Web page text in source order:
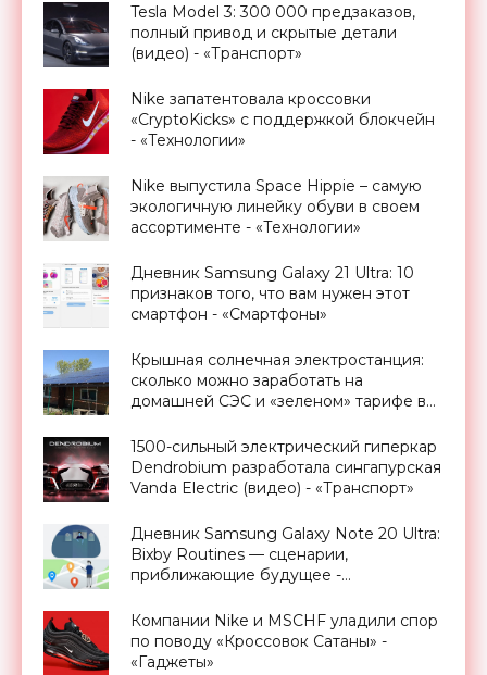
Tesla Model 3: 300 000 предзаказов,
полный привод и скрытые детали
(видео) - «Транспорт»
Nike запатентовала кроссовки
«CryptoKicks» с поддержкой блокчейн
- «Технологии»
Nike выпустила Space Hippie – самую
экологичную линейку обуви в своем
ассортименте - «Технологии»
Дневник Samsung Galaxy 21 Ultra: 10
признаков того, что вам нужен этот
смартфон - «Смартфоны»
Крышная солнечная электростанция:
сколько можно заработать на
домашней СЭС и «зеленом» тарифе в
1500-сильный электрический гиперкар
Dendrobium разработала сингапурская
Vanda Electric (видео) - «Транспорт»
Дневник Samsung Galaxy Note 20 Ultra:
Bixby Routines — сценарии,
приближающие будущее -
Компании Nike и MSCHF уладили спор
по поводу «Кроссовок Сатаны» -
«Гаджеты»